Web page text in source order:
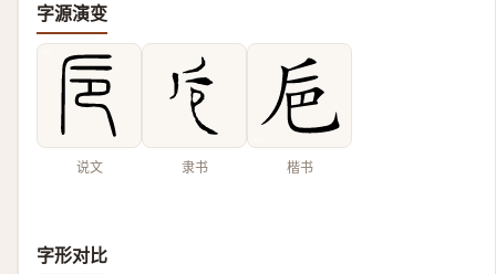
字源演变
说文 隶书 楷书
字形对比